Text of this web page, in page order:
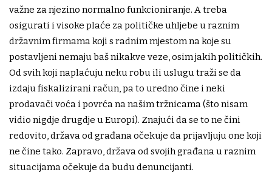
važne za njezino normalno funkcioniranje. A treba
osigurati i visoke plaće za političke uhljebe u raznim
državnim firmama koji s radnim mjestom na koje su
postavljeni nemaju baš nikakve veze, osim jakih političkih.
Od svih koji naplaćuju neku robu ili uslugu traži se da
izdaju fiskalizirani račun, pa to uredno čine i neki
prodavači voća i povrća na našim tržnicama (što nisam
vidio nigdje drugdje u Europi). Znajući da se to ne čini
redovito, država od građana očekuje da prijavljuju one koji
ne čine tako. Zapravo, država od svojih građana u raznim
situacijama očekuje da budu denuncijanti.